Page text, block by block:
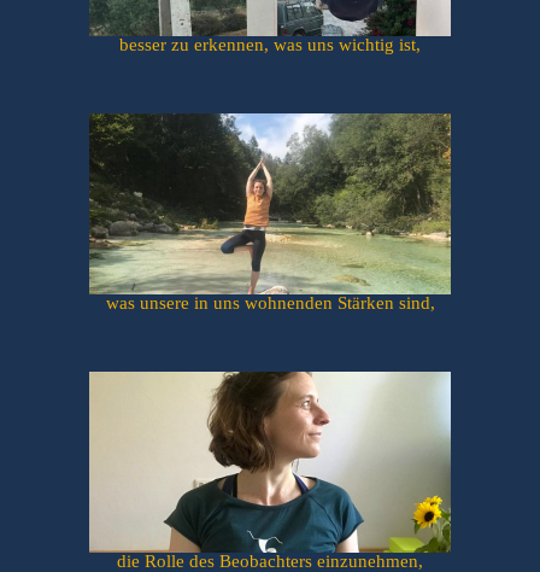
besser zu erkennen, was uns wichtig ist,
was unsere in uns wohnenden Stärken sind,
die Rolle des Beobachters einzunehmen,